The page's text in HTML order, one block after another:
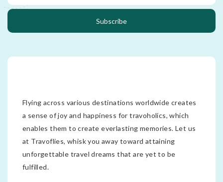
Subscribe
Flying across various destinations worldwide creates
a sense of joy and happiness for travoholics, which
enables them to create everlasting memories. Let us
at Travoflies, whisk you away toward attaining
unforgettable travel dreams that are yet to be
fulfilled.